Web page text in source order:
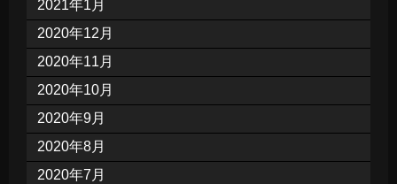
2021年1月
2020年12月
2020年11月
2020年10月
2020年9月
2020年8月
2020年7月